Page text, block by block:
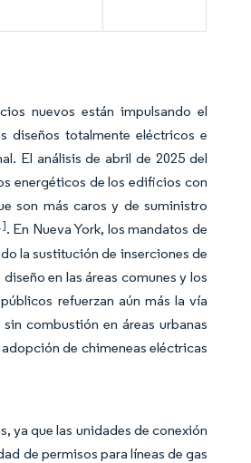
nuevos están impulsando el
diseños totalmente eléctricos e
El análisis de abril de 2025 del
energéticos de los edificios con
son más caros y de suministro
. En Nueva York, los mandatos de
la sustitución de inserciones de
en las áreas comunes y los
refuerzan aún más la vía
combustión en áreas urbanas
de chimeneas eléctricas
ya que las unidades de conexión
de permisos para líneas de gas